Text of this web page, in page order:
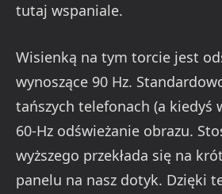
tutaj wspaniale.
Wisienką na tym torcie jest
wynoszące 90 Hz.
tańszych telefonach (a kiedyś
60-Hz odświeżanie obrazu.
wyższego przekłada się na
panelu na nasz dotyk. Dzięki